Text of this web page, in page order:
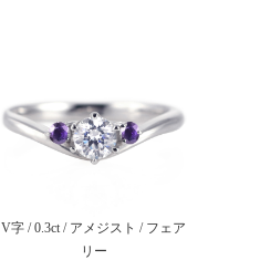
V字 / 0.3ct / アメジスト / フェア
リー